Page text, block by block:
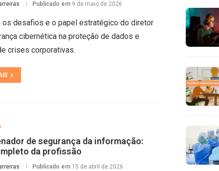
Publicado em 9 de maio de 2026
os desafios e o papel estratégico do diretor
cibernética na proteção de dados e
crises corporativas.
de segurança da informação:
da profissão
Publicado em 15 de abril de 2026